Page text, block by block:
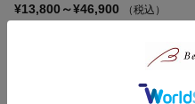
¥13,800～¥46,900
（税込）